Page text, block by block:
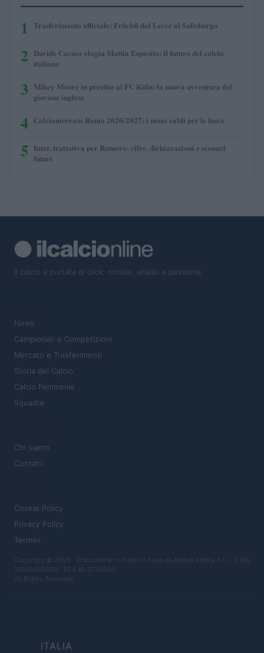
1 Trasferimento ufficiale: Früchtl dal Lecce al Salisburgo
2 Davide Cacace elogia Mattia Esposito: il futuro del calcio
italiano
3 Mikey Moore in prestito al FC Köln: la nuova avventura del
giovane inglese
4 Calciomercato Roma 2026/2027: i nomi caldi per le fasce
5 Inter, trattativa per Romero: cifre, dichiarazioni e scenari
futuri
Il calcio a portata di click: notizie, analisi e passione
News
Campionati e Competizioni
Mercato e Trasferimenti
Storia del Calcio
Calcio Femminile
Squadre
Chi siamo
Contatti
Cookie Policy
Privacy Policy
Termini
Copyright © 2026 · Ilcalcionline — Edito in Italia da AdHub Media S.r.l. · P.IVA
13542920965 · REA MI 2729933
All Rights Reserved
ITALIA